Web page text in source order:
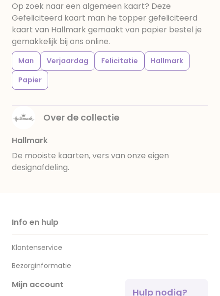
Op zoek naar een algemeen kaart? Deze
Gefeliciteerd kaart man he topper gefeliciteerd
kaart van Hallmark gemaakt van papier bestel je
gemakkelijk bij ons online.
Man Verjaardag Felicitatie
Hallmark
Papier
Over de collectie
Hallmark
De mooiste kaarten, vers van onze eigen
designafdeling.
Info en hulp
Klantenservice
Bezorginformatie
Mijn account
Hulp nodig?